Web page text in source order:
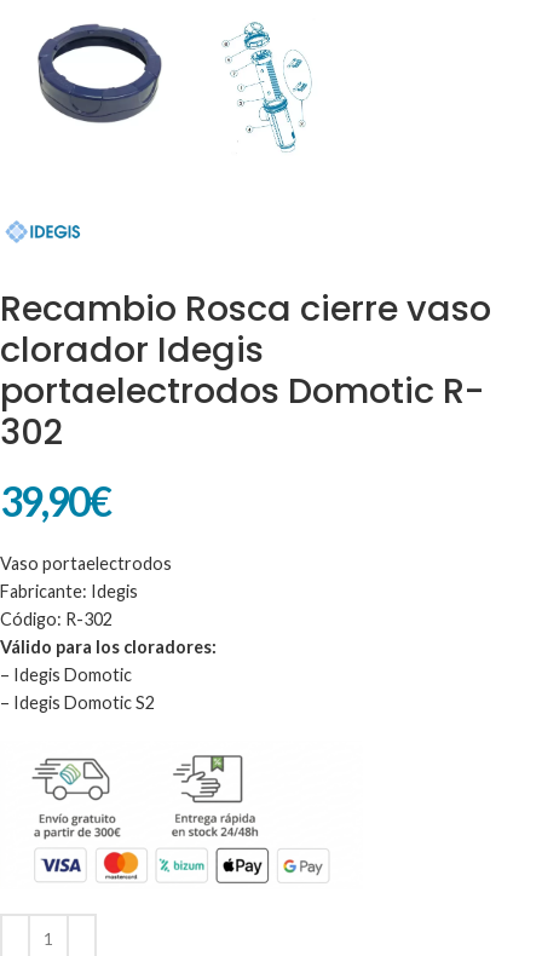
Recambio Rosca cierre vaso
clorador Idegis
portaelectrodos Domotic R-
302
39,90€
Vaso portaelectrodos
Fabricante: Idegis
Código: R-302
Válido para los cloradores:
– Idegis Domotic
– Idegis Domotic S2